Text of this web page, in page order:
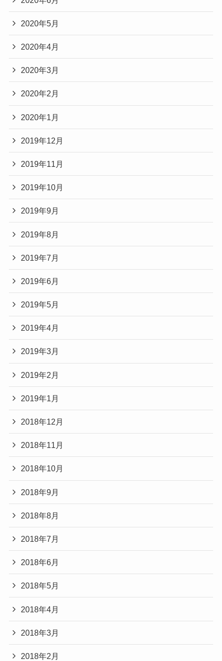
2020年5月
2020年4月
2020年3月
2020年2月
2020年1月
2019年12月
2019年11月
2019年10月
2019年9月
2019年8月
2019年7月
2019年6月
2019年5月
2019年4月
2019年3月
2019年2月
2019年1月
2018年12月
2018年11月
2018年10月
2018年9月
2018年8月
2018年7月
2018年6月
2018年5月
2018年4月
2018年3月
2018年2月